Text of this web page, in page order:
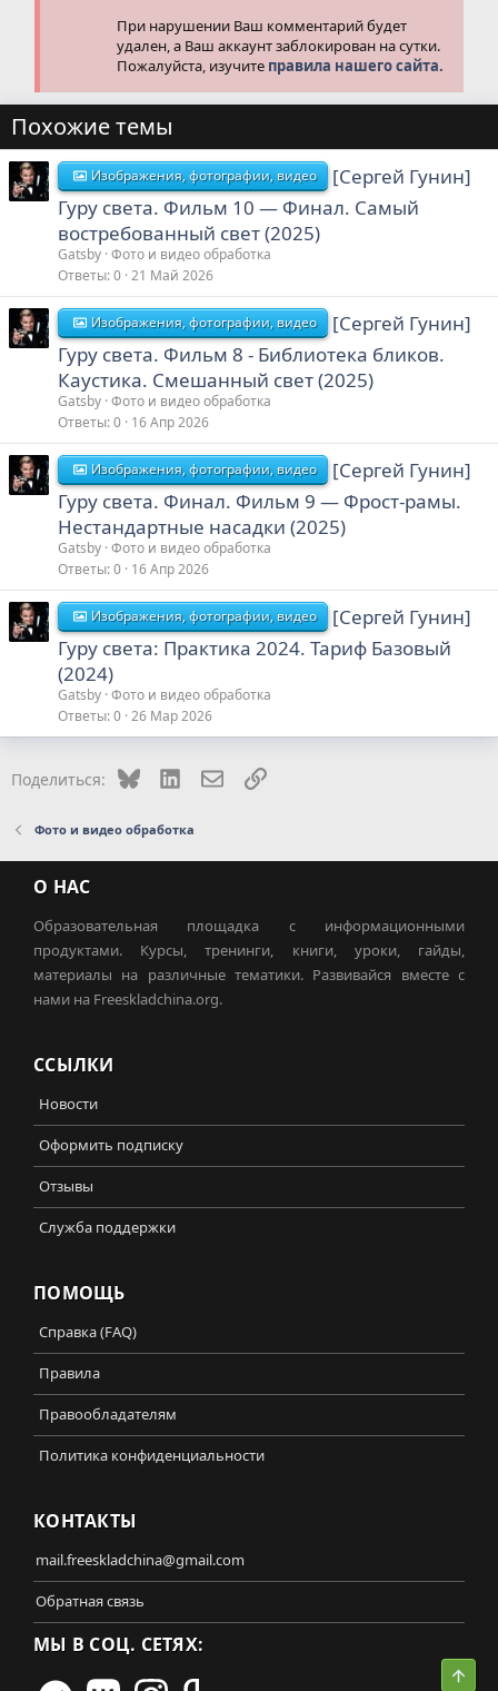
При нарушении Ваш комментарий будет
удален, а Ваш аккаунт заблокирован на сутки.
Пожалуйста, изучите правила нашего сайта.
Похожие темы
Изображения, фотографии, видео
[Сергей Гунин]
Гуру света. Фильм 10 — Финал. Самый
востребованный свет (2025)
Gatsby Фото и видео обработка
Ответы 0 21 Май 2026
Изображения, фотографии, видео
[Сергей Гунин]
Гуру света. Фильм 8 - Библиотека бликов.
Каустика. Смешанный свет (2025)
Gatsby Фото и видео обработка
Ответы 0 16 Апр 2026
Изображения, фотографии, видео
[Сергей Гунин]
Гуру света. Финал. Фильм 9 — Фрост-рамы.
Нестандартные насадки (2025)
Gatsby Фото и видео обработка
Ответы 0 16 Апр 2026
Изображения, фотографии, видео
[Сергей Гунин]
Гуру света: Практика 2024. Тариф Базовый
(2024)
Gatsby Фото и видео обработка
Ответы 0 26 Мар 2026
Поделиться: Bluesky LinkedInЭлектронная почта
Ссылка
Фото и видео обработка
О НАС
Образовательная площадка с информационными
продуктами. Курсы, тренинги, книги, уроки, гайды,
материалы на различные тематики. Развивайся вместе с
нами на Freeskladchina.org.
ССЫЛКИ
Новости
Оформить подписку
Отзывы
Служба поддержки
ПОМОЩЬ
Справка (FAQ)
Правила
Правообладателям
Политика конфиденциальности
КОНТАКТЫ
mail.freeskladchina@gmail.com
Обратная связь
МЫ В СОЦ. СЕТЯХ: